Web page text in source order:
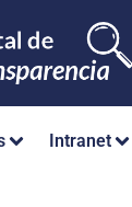
Intranet